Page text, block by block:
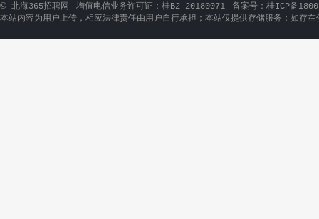
© 北海365招聘网 增值电信业务许可证：桂B2-20180071
备案号：桂ICP备
本站内容为用户上传，相应法律责任由用户自行承担；本站仅提供存储服务；如存